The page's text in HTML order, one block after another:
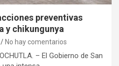
preventivas
y chikungunya
No hay comentarios
– El Gobierno de San